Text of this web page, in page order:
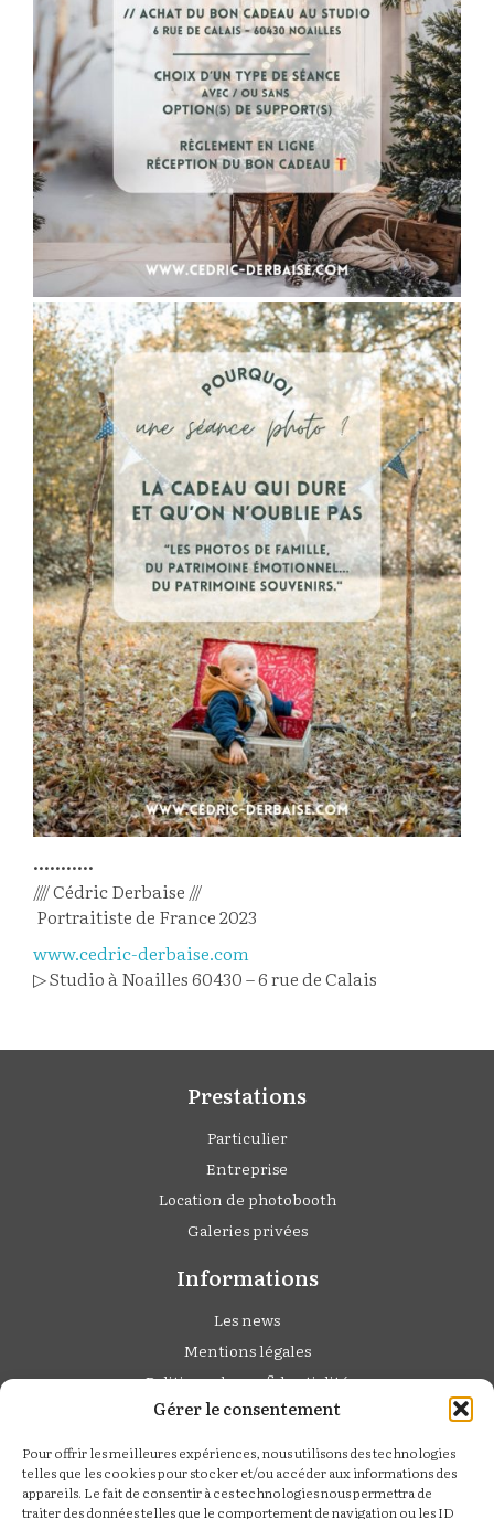
Gérer le consentement
Pour offrir les meilleures expériences, nous utilisons des technologies
telles que les cookies pour stocker et/ou accéder aux informations des
appareils. Le fait de consentir à ces technologies nous permettra de
traiter des données telles que le comportement de navigation ou les ID
•••••••••••
//// Cédric Derbaise ///
‍ Portraitiste de France 2023
www.cedric-derbaise.com
▷ Studio à Noailles 60430 – 6 rue de Calais
Prestations
Particulier
Entreprise
Location de photobooth
Galeries privées
Informations
Les news
Mentions légales
Politique de confidentialité
Studio Photo :
6 rue de Calais,